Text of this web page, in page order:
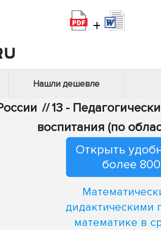
+
Нашли дешевле
//13 -
воспитания (по
Открыть
более
дидактическими
математике в